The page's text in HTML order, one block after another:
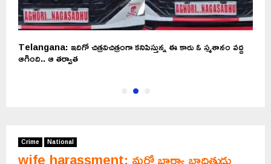
Telangana: ఇదిగో చిత్రవిచిత్రంగా కనిపిస్తున్న ఈ కారు ఓ స్మశానం వద్ద
ఆగింది.. ఆ తర్వాత
Crime National